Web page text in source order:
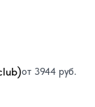
от 3944 руб.